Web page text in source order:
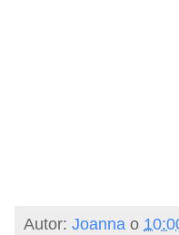
Autor: Joanna o